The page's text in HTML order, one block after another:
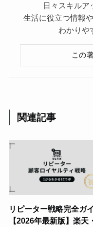
日々スキルア
生活に役立つ情報
わかりや
この
関連記事
リピーター戦略完全ガ
【2026年最新版】楽天・